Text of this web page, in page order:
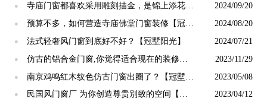
阳光】
●
寺庙门窗都喜欢采用雕刻描金，是锦上添花
吗？【冠墅阳光】
2024/09/20
●
预算不多，如何营造寺庙佛堂门窗装修【冠墅
阳光】
2024/08/20
● 法式轻奢风门窗到底好不好？【冠墅阳光】 2024/07/21
●
仿古的铝合金门窗,你觉得适合现在的装修吗?
【冠墅阳光】
2023/11/29
●
南京鸡鸣红木纹色仿古门窗出圈了？【冠墅阳
光】
2023/05/08
●
民国风门窗厂 为你创造尊贵别致的空间【冠
2023/04/12